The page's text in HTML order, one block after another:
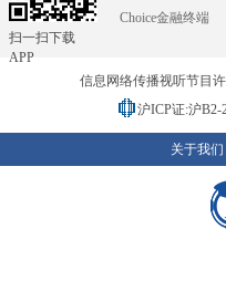
扫一扫下载
APP
Choice金融终端
信息网络传播视听节目
沪ICP证:沪B2-
关于我们